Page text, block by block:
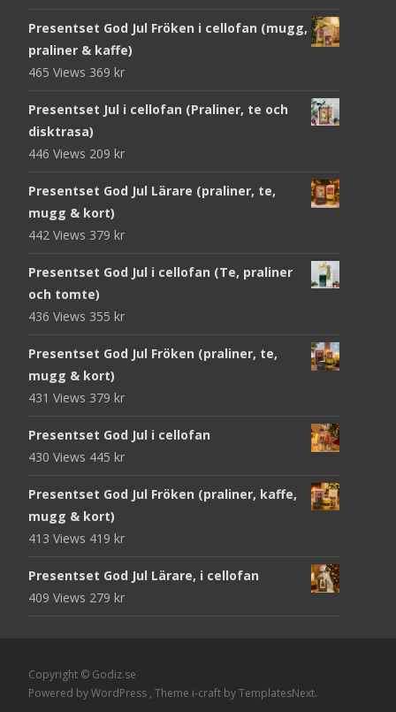
Presentset God Jul Fröken i cellofan (mugg,
praliner & kaffe)
465 Views 369 kr
Presentset Jul i cellofan (Praliner, te och
disktrasa)
446 Views 209 kr
Presentset God Jul Lärare (praliner, te,
mugg & kort)
442 Views 379 kr
Presentset God Jul i cellofan (Te, praliner
och tomte)
436 Views 355 kr
Presentset God Jul Fröken (praliner, te,
mugg & kort)
431 Views 379 kr
Presentset God Jul i cellofan
430 Views 445 kr
Presentset God Jul Fröken (praliner, kaffe,
mugg & kort)
413 Views 419 kr
Presentset God Jul Lärare, i cellofan
409 Views 279 kr
Copyright © Godiz.se
Powered by WordPress , Theme i-craft by TemplatesNext.